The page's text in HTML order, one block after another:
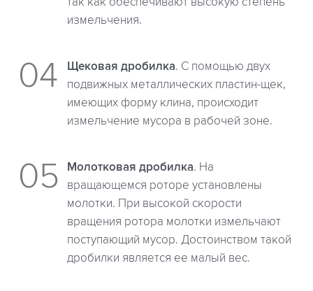
измельчения.
Щековая дробилка. С помощью двух
подвижных металлических пластин-щек,
имеющих форму клина, происходит
измельчение мусора в рабочей зоне.
Молотковая дробилка. На
вращающемся роторе установлены
молотки. При высокой скорости
вращения ротора молотки измельчают
поступающий мусор. Достоинством такой
дробилки является ее малый вес.